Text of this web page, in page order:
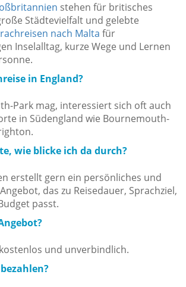
stehen für britisches
Städtevielfalt und gelebte
nach Malta für
Inselalltag, kurze Wege und Lernen
in England?
Park mag, interessiert sich oft auch
in Südengland wie Bournemouth-
wie blicke ich da durch?
erstellt gern ein persönliches und
das zu Reisedauer, Sprachziel,
passt.
und unverbindlich.